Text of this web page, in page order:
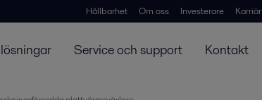
Hållbarhet Om oss Investerare Karriär
Service och support Kontakt